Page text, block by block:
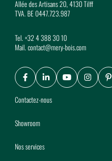
Allée des Artisans 20, 4130 Tilff
TVA. BE 0447.723.987
Tel.+32 4 388 30 10
Mail.contact@mery-bois.com
Facebook
LinkedIn
Youtube
Contactez-nous
Showroom
Nos services